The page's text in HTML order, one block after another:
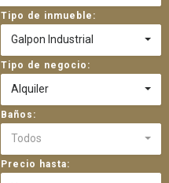
Tipo de inmueble:
Galpon Industrial
Tipo de negocio:
Alquiler
Baños:
Todos
Precio hasta: